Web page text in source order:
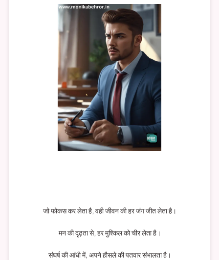
जो फोकस कर लेता है, वही जीवन की हर जंग जीत लेता है।
मन की दृढ़ता से, हर मुश्किल को चीर लेता है।
संघर्ष की आंधी में, अपने हौसले की पतवार संभालता है।